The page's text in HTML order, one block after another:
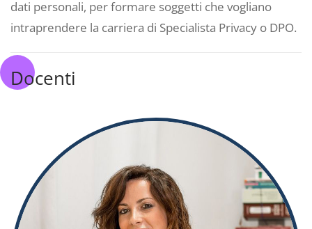
dati personali, per formare soggetti che vogliano
intraprendere la carriera di Specialista Privacy o DPO.
Docenti